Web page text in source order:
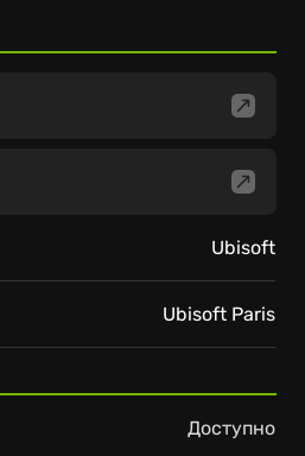
Ubisoft
Ubisoft Paris
Доступно